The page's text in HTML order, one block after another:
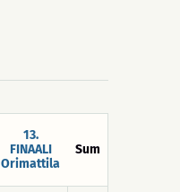
13.
FINAALI
Orimattila
Sum